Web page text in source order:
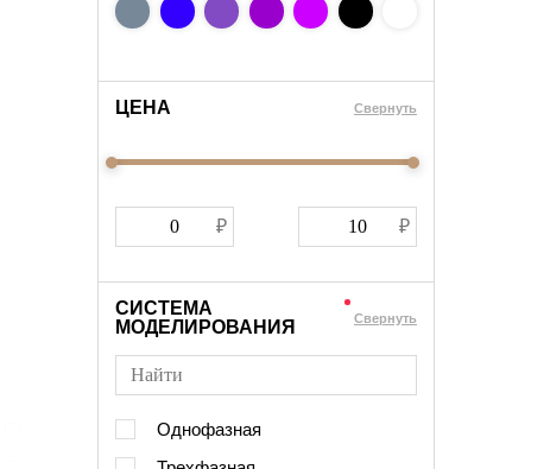
ЦЕНА Cвернуть
СИСТЕМА
МОДЕЛИРОВАНИЯ
Cвернуть
Однофазная